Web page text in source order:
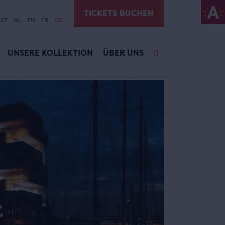
NL EN FR DE
TICKETS BUCHEN
UNSERE KOLLEKTION ÜBER UNS